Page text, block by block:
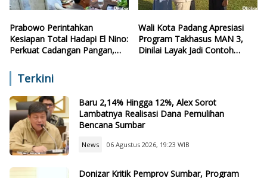
Prabowo Perintahkan
Kesiapan Total Hadapi El Nino:
Perkuat Cadangan Pangan,
Wali Kota Padang Apresiasi
Program Takhasus MAN 3,
Dinilai Layak Jadi Contoh
Terkini
Baru 2,14% Hingga 12%, Alex Sorot
Lambatnya Realisasi Dana Pemulihan
Bencana Sumbar
News 06 Agustus 2026, 19:23 WIB
Donizar Kritik Pemprov Sumbar, Program